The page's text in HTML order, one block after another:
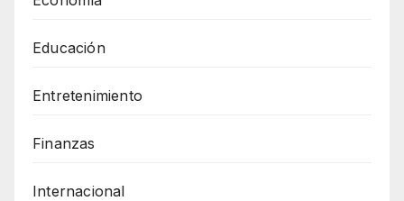
Educación
Entretenimiento
Finanzas
Internacional